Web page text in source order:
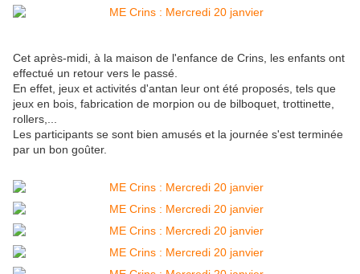
Cet après-midi, à la maison de l'enfance de Crins, les enfants ont
effectué un retour vers le passé.
En effet, jeux et activités d'antan leur ont été proposés, tels que
jeux en bois, fabrication de morpion ou de bilboquet, trottinette,
rollers,...
Les participants se sont bien amusés et la journée s'est terminée
par un bon goûter.